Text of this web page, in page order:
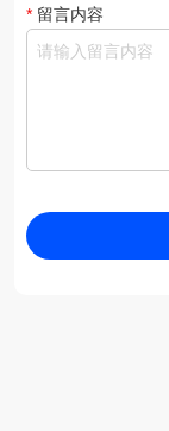
* 留言内容